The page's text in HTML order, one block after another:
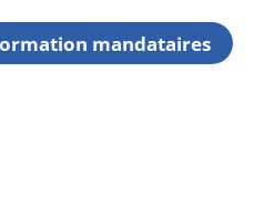
mandataires